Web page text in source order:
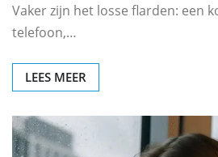
Vaker zijn het losse flarden: een
telefoon,…
LEES MEER